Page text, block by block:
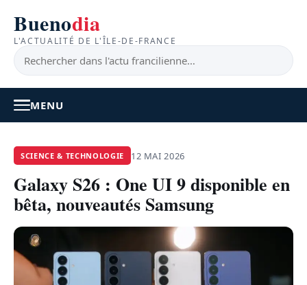
Buenodia
L'ACTUALITÉ DE L'ÎLE-DE-FRANCE
MENU
ACTUALITÉ
BONS PLANS
FEEL GOOD
SCIENCE & TECHNOLOGIE 12 MAI 2026
Galaxy S26 : One UI 9 disponible en
bêta, nouveautés Samsung